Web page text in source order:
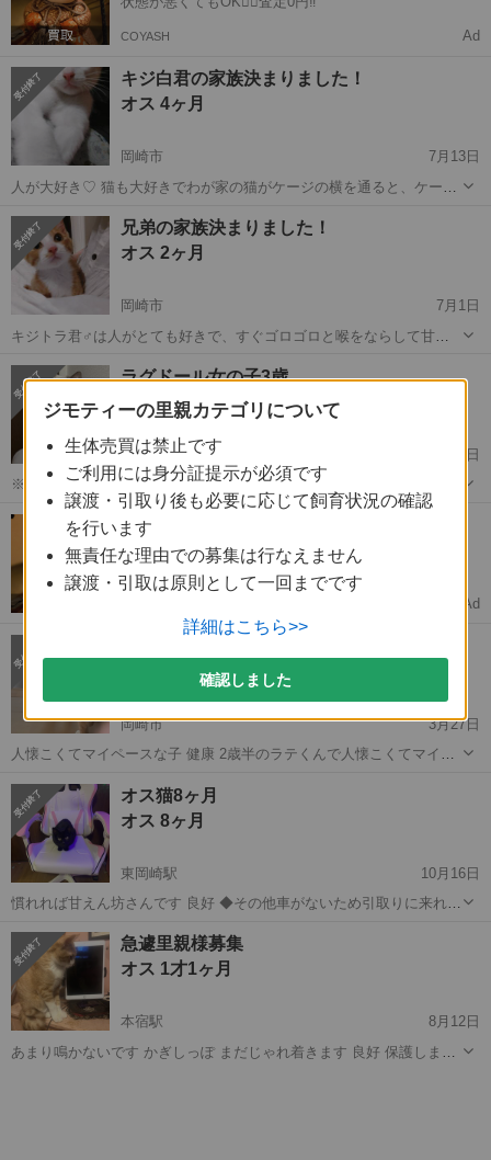
COYASH Ad
キジ白君の家族決まりました！
オス 4ヶ月
岡崎市
7月13日
人が大好き♡ 猫も大好きでわが家の猫がケージの横を通ると、ケージ
毛繕いし寝ちゃったりします。 ・アドボケート2回済み ・検便検査 ・
エイズ白血病検査 ・ワクチ...
愛知 岡崎市 去勢手術
兄弟の家族決まりました！
オス 2ヶ月
岡崎市
7月1日
キジトラ君♂️は人がとても好きで、すぐゴロゴロと喉をならして甘え
♂️はおっとり穏やかな子で、剥げを食べらても抵抗しない平和主義(笑)
健康状態 ご飯も沢...
愛知 岡崎市 猫 去勢手術
ラグドール女の子3歳
メス 3才10ヶ月
岡崎駅
4月14日
※4/15 09：05更新。 多くのご応募誠に有難うございます。 皆様の
様々なご事情や環境を承り、家族で熟慮いたしましたところ、今回
は、「現状ペットの飼育無し」の方にしぼらせていただきたく存じま
す。 本猫は、おとな...
愛知 岡崎市 岡崎駅 猫 ラグドール
【実家の押し入れ整理】眠っている人形あり
ませんか？
状態が悪くてもOK🙆‍♀️査定0円‼️
Ad
オス 2才6ヶ月
岡崎市
3月27日
人懐こくてマイペースな子 健康 2歳半のラテくんで人懐こくてマイペ
なってくれる方募集しております。
愛知 岡崎市 猫 2歳
オス猫8ヶ月
オス 8ヶ月
東岡崎駅
10月16日
慣れれば甘えん坊さんです 良好 ◆その他車がないため引取りに来れる
愛知 岡崎市 東岡崎駅 猫
急遽里親様募集
オス 1才1ヶ月
本宿駅
8月12日
あまり鳴かないです かぎしっぽ まだじゃれ着きます 良好 保護しまし
ジモティーの里親カテゴリについて
生体売買は禁止です
ご利用には身分証提示が必須です
譲渡・引取り後も必要に応じて飼育状況の確認
を行います
無責任な理由での募集は行なえません
譲渡・引取は原則として一回までです
詳細はこちら>>
確認しました